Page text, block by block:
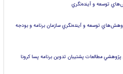
توسعه و آينده‌نگري
توسعه و آينده‌نگري سازمان برنامه و بودجه
مطالعات پشتيبان تدوين برنامه پسا كرونا